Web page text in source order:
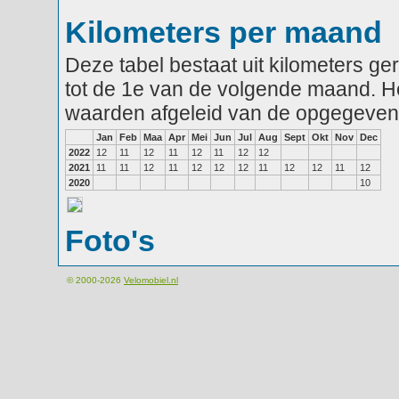
Kilometers per maand
Deze tabel bestaat uit kilometers
tot de 1e van de volgende maand.
waarden afgeleid van de
Jan Feb Maa Apr Mei Jun Jul Aug Sept Okt Nov Dec
2022
12 11 12 11 12 11 12
12
2021
11 11 12 11 12 12 12 11 12 12 11
12
2020
10
Foto's
© 2000-2026 Velomobiel.nl